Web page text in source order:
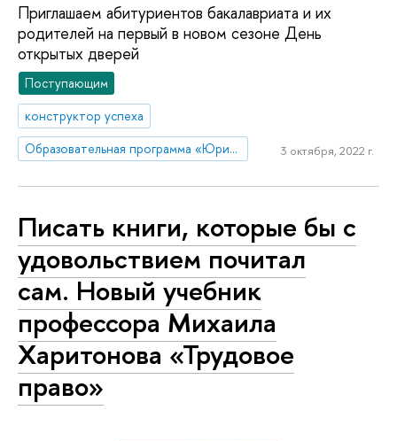
Приглашаем абитуриентов бакалавриата и их
родителей на первый в новом сезоне День
открытых дверей
Поступающим
конструктор успеха
Образовательная программа «Юриспруденция»
3 октября, 2022 г.
Писать книги, которые бы с
удовольствием почитал
сам. Новый учебник
профессора Михаила
Харитонова «Трудовое
право»